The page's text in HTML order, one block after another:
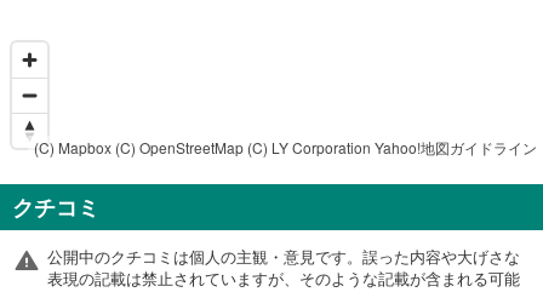
(C) Mapbox (C) OpenStreetMap (C) LY Corporation Yahoo!地図ガイドライン
クチコミ
公開中のクチコミは個人の主観・意見です。誤った内容や大げさな
表現の記載は禁止されていますが、そのような記載が含まれる可能